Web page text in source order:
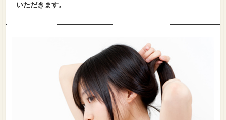
いただきます。